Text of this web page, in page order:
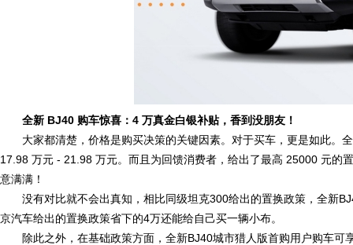
全新 BJ40 购车惊喜：4 万真金白银补贴，香到没朋友！
大家都清楚，价格是购买决策的关键因素。对于买车，更是如此。
17.98 万元 - 21.98 万元。而且为回馈消费者，给出了最高 25000 元的
意满满！
没有对比就不会出真知，相比同级坦克300给出的置换政策，全新
京汽车给出的置换政策省下的4万还能给自己买一辆小布。
除此之外，在基础政策方面，全新BJ40城市猎人版首购用户购车